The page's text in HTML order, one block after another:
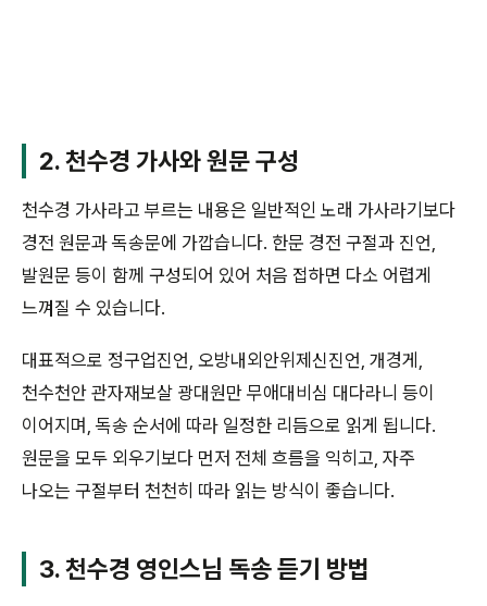
2. 천수경 가사와 원문 구성
천수경 가사라고 부르는 내용은 일반적인 노래 가사라기보다
경전 원문과 독송문에 가깝습니다. 한문 경전 구절과 진언,
발원문 등이 함께 구성되어 있어 처음 접하면 다소 어렵게
느껴질 수 있습니다.
대표적으로 정구업진언, 오방내외안위제신진언, 개경게,
천수천안 관자재보살 광대원만 무애대비심 대다라니 등이
이어지며, 독송 순서에 따라 일정한 리듬으로 읽게 됩니다.
원문을 모두 외우기보다 먼저 전체 흐름을 익히고, 자주
나오는 구절부터 천천히 따라 읽는 방식이 좋습니다.
3. 천수경 영인스님 독송 듣기 방법